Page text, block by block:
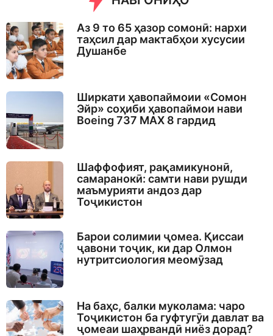
Аз 9 то 65 ҳазор сомонӣ: нархи
таҳсил дар мактабҳои хусусии
Душанбе
Ширкати ҳавопаймоии «Сомон
Эйр» соҳиби ҳавопаймои нави
Boeing 737 MAX 8 гардид
Шаффофият, рақамикунонӣ,
самаранокӣ: самти нави рушди
маъмурияти андоз дар
Тоҷикистон
Барои солимии ҷомеа. Қиссаи
ҷавони тоҷик, ки дар Олмон
нутритсиология меомӯзад
На баҳс, балки муколама: чаро
Тоҷикистон ба гуфтугӯи давлат ва
ҷомеаи шаҳрвандӣ ниёз дорад?